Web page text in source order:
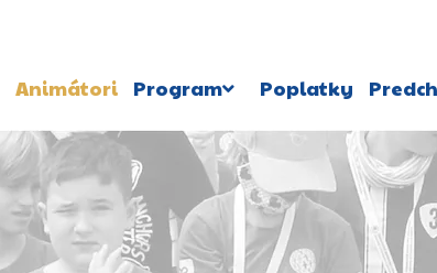
Animátori Program Poplatky